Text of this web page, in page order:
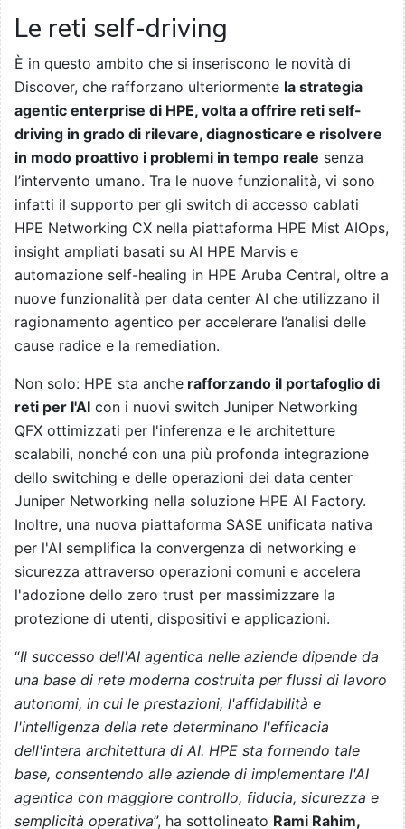
Le reti self-driving
È in questo ambito che si inseriscono le novità di
Discover, che rafforzano ulteriormente la strategia
agentic enterprise di HPE, volta a offrire reti self-
driving in grado di rilevare, diagnosticare e risolvere
in modo proattivo i problemi in tempo reale senza
l’intervento umano. Tra le nuove funzionalità, vi sono
infatti il supporto per gli switch di accesso cablati
HPE Networking CX nella piattaforma HPE Mist AIOps,
insight ampliati basati su AI HPE Marvis e
automazione self-healing in HPE Aruba Central, oltre a
nuove funzionalità per data center AI che utilizzano il
ragionamento agentico per accelerare l’analisi delle
cause radice e la remediation.
Non solo: HPE sta anche rafforzando il portafoglio di
reti per l'AI con i nuovi switch Juniper Networking
QFX ottimizzati per l'inferenza e le architetture
scalabili, nonché con una più profonda integrazione
dello switching e delle operazioni dei data center
Juniper Networking nella soluzione HPE AI Factory.
Inoltre, una nuova piattaforma SASE unificata nativa
per l'AI semplifica la convergenza di networking e
sicurezza attraverso operazioni comuni e accelera
l'adozione dello zero trust per massimizzare la
protezione di utenti, dispositivi e applicazioni.
“Il successo dell'AI agentica nelle aziende dipende da
una base di rete moderna costruita per flussi di lavoro
autonomi, in cui le prestazioni, l'affidabilità e
l'intelligenza della rete determinano l'efficacia
dell'intera architettura di AI. HPE sta fornendo tale
base, consentendo alle aziende di implementare l'AI
agentica con maggiore controllo, fiducia, sicurezza e
semplicità operativa”, ha sottolineato Rami Rahim,